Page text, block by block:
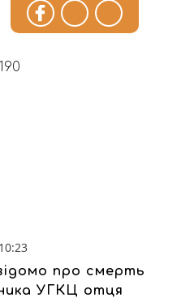
190
про смерть
УГКЦ отця